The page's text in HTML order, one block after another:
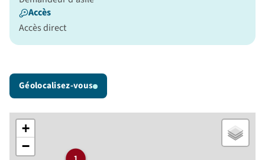
Accès
Accès direct
Géolocalisez-vous
+
−